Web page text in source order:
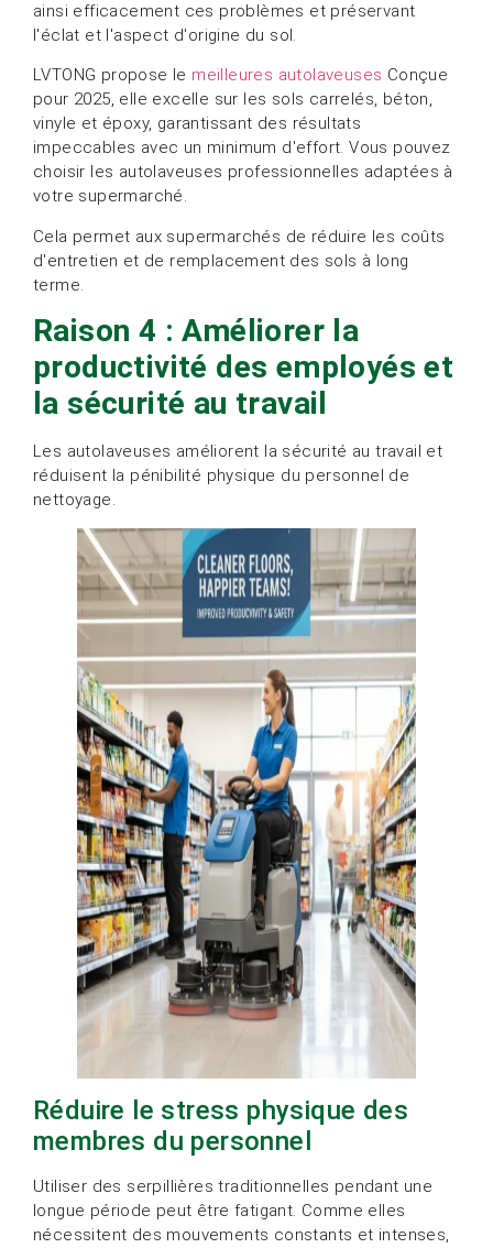
ainsi efficacement ces problèmes et préservant
l'éclat et l'aspect d'origine du sol.
LVTONG propose le meilleures autolaveuses Conçue
pour 2025, elle excelle sur les sols carrelés, béton,
vinyle et époxy, garantissant des résultats
impeccables avec un minimum d'effort. Vous pouvez
choisir les autolaveuses professionnelles adaptées à
votre supermarché.
Cela permet aux supermarchés de réduire les coûts
d'entretien et de remplacement des sols à long
terme.
Raison 4 : Améliorer la
productivité des employés et
la sécurité au travail
Les autolaveuses améliorent la sécurité au travail et
réduisent la pénibilité physique du personnel de
nettoyage.
Réduire le stress physique des
membres du personnel
Utiliser des serpillières traditionnelles pendant une
longue période peut être fatigant. Comme elles
nécessitent des mouvements constants et intenses,